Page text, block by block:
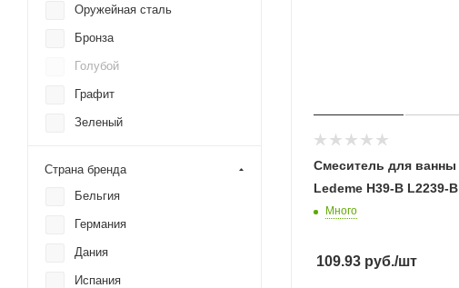
Смеситель для ванны
Ledeme H39-B L2239-B
Много
109.93 руб./шт
Fmark
Gappo
Gerhans
Grocenberg
IDDIS
Ideal Standard
Kaiser
Laveo
Оружейная сталь
Бронза
Голубой
Графит
Зеленый
Золото брашированное
Золото матовое
Красный
Страна бренда
Бельгия
Германия
Дания
Испания